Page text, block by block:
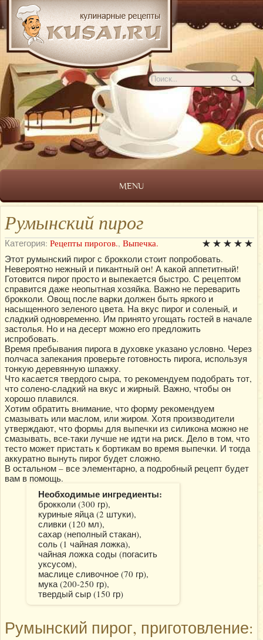
MENU
Румынский пирог
Категория: Рецепты пирогов., Выпечка.
Этот румынский пирог с брокколи стоит попробовать.
Невероятно нежный и пикантный он! А какой аппетитный!
Готовится пирог просто и выпекается быстро. С рецептом
справится даже неопытная хозяйка. Важно не переварить
брокколи. Овощ после варки должен быть яркого и
насыщенного зеленого цвета. На вкус пирог и соленый, и
сладкий одновременно. Им принято угощать гостей в начале
застолья. Но и на десерт можно его предложить
испробовать.
Время пребывания пирога в духовке указано условно. Через
полчаса запекания проверьте готовность пирога, используя
тонкую деревянную шпажку.
Что касается твердого сыра, то рекомендуем подобрать тот,
что солено-сладкий на вкус и жирный. Важно, чтобы он
хорошо плавился.
Хотим обратить внимание, что форму рекомендуем
смазывать или маслом, или жиром. Хотя производители
утверждают, что формы для выпечки из силикона можно не
смазывать, все-таки лучше не идти на риск. Дело в том, что
тесто может пристать к бортикам во время выпечки. И тогда
аккуратно вынуть пирог будет сложно.
В остальном – все элементарно, а подробный рецепт будет
вам в помощь.
Необходимые ингредиенты:
брокколи (300 гр),
куриные яйца (2 штуки),
сливки (120 мл),
сахар (неполный стакан),
соль (1 чайная ложка),
чайная ложка соды (погасить
уксусом),
маслице сливочное (70 гр),
мука (200-250 гр),
твердый сыр (150 гр)
Румынский пирог, приготовление: